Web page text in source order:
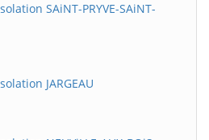
SAiNT-PRYVE-SAiNT-
JARGEAU